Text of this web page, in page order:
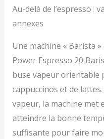
Au-delà de l’espresso :
annexes
Une machine « Barista
Power Espresso 20
buse vapeur orientable
cappuccinos et de
vapeur, la machine met
atteindre la bonne
suffisante pour faire